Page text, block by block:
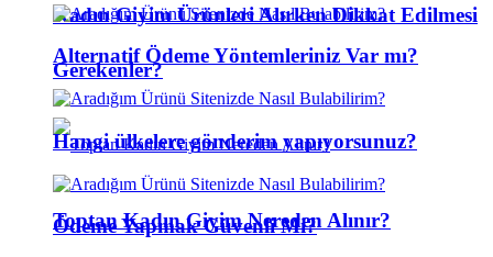
Kadın Giyim Ürünleri Alırken Dikkat Edilmesi
Gerekenler?
Toptan Kadın Giyim Nereden Alınır?
Alternatif Ödeme Yöntemleriniz Var mı?
Hangi ülkelere gönderim yapıyorsunuz?
Ödeme Yapmak Güvenli Mi?